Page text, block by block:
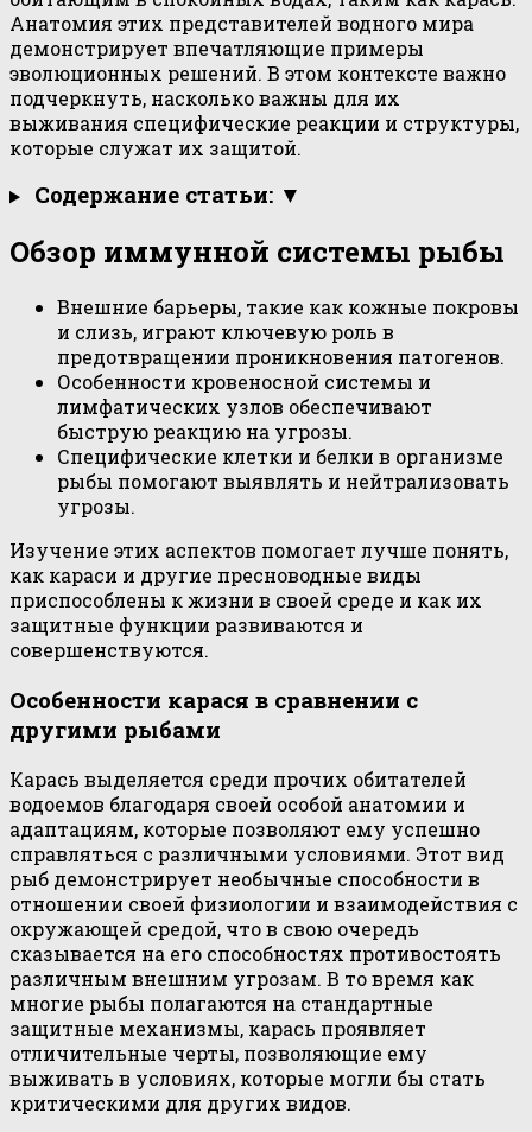
Анатомия этих представителей водного мира
демонстрирует впечатляющие примеры
эволюционных решений. В этом контексте важно
подчеркнуть, насколько важны для их
выживания специфические реакции и структуры,
которые служат их защитой.
Содержание статьи: ▼
Обзор иммунной системы рыбы
Внешние барьеры, такие как кожные покровы
и слизь, играют ключевую роль в
предотвращении проникновения патогенов.
Особенности кровеносной системы и
лимфатических узлов обеспечивают
быструю реакцию на угрозы.
Специфические клетки и белки в организме
рыбы помогают выявлять и нейтрализовать
угрозы.
Изучение этих аспектов помогает лучше понять,
как караси и другие пресноводные виды
приспособлены к жизни в своей среде и как их
защитные функции развиваются и
совершенствуются.
Особенности карася в сравнении с
другими рыбами
Карась выделяется среди прочих обитателей
водоемов благодаря своей особой анатомии и
адаптациям, которые позволяют ему успешно
справляться с различными условиями. Этот вид
рыб демонстрирует необычные способности в
отношении своей физиологии и взаимодействия с
окружающей средой, что в свою очередь
сказывается на его способностях противостоять
различным внешним угрозам. В то время как
многие рыбы полагаются на стандартные
защитные механизмы, карась проявляет
отличительные черты, позволяющие ему
выживать в условиях, которые могли бы стать
критическими для других видов.